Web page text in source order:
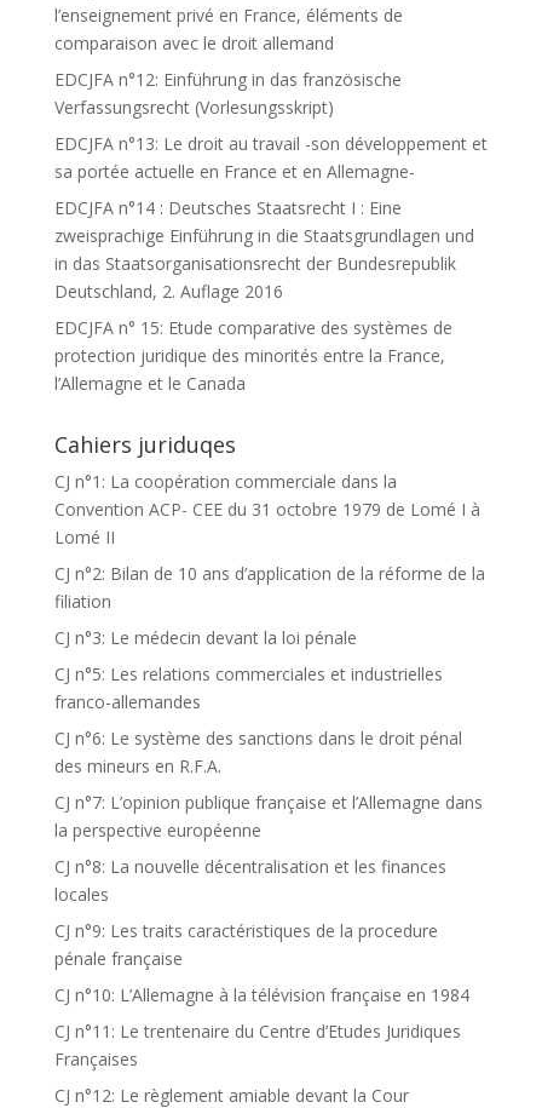
l’enseignement privé en France, éléments de
comparaison avec le droit allemand
EDCJFA n°12: Einführung in das französische
Verfassungsrecht (Vorlesungsskript)
EDCJFA n°13: Le droit au travail -son développement et
sa portée actuelle en France et en Allemagne-
EDCJFA n°14 : Deutsches Staatsrecht I : Eine
zweisprachige Einführung in die Staatsgrundlagen und
in das Staatsorganisationsrecht der Bundesrepublik
Deutschland, 2. Auflage 2016
EDCJFA n° 15: Etude comparative des systèmes de
protection juridique des minorités entre la France,
l’Allemagne et le Canada
Cahiers juriduqes
CJ n°1: La coopération commerciale dans la
Convention ACP- CEE du 31 octobre 1979 de Lomé I à
Lomé II
CJ n°2: Bilan de 10 ans d’application de la réforme de la
filiation
CJ n°3: Le médecin devant la loi pénale
CJ n°5: Les relations commerciales et industrielles
franco-allemandes
CJ n°6: Le système des sanctions dans le droit pénal
des mineurs en R.F.A.
CJ n°7: L’opinion publique française et l’Allemagne dans
la perspective européenne
CJ n°8: La nouvelle décentralisation et les finances
locales
CJ n°9: Les traits caractéristiques de la procedure
pénale française
CJ n°10: L’Allemagne à la télévision française en 1984
CJ n°11: Le trentenaire du Centre d’Etudes Juridiques
Françaises
CJ n°12: Le règlement amiable devant la Cour